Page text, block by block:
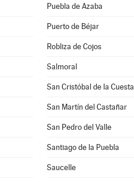
Puebla de Azaba
Puerto de Béjar
Robliza de Cojos
Salmoral
San Cristóbal de la Cuesta
San Martín del Castañar
San Pedro del Valle
Santiago de la Puebla
Saucelle